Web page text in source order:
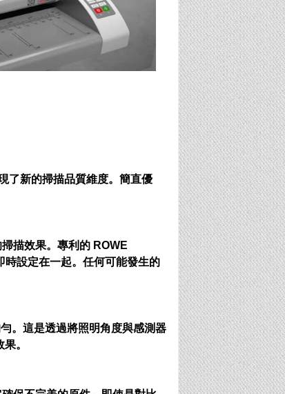
了新的掃描品質維度。簡直優
描效果。專利的 ROWE
時設定在一起。任何可能發生的
。這是透過將照明角度與感測器
。